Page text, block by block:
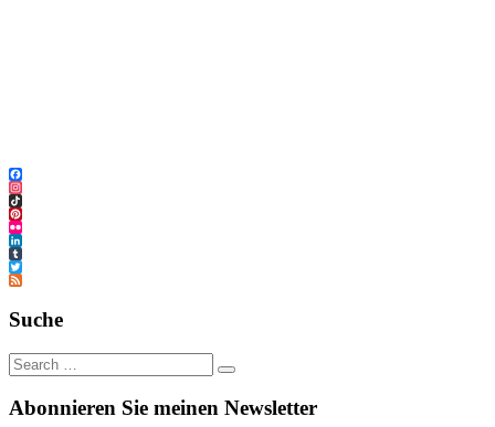
Facebook
Instagram
TikTok
Pinterest
Flickr
LinkedIn
Tumblr
Twitter
Feed
Suche
Abonnieren Sie meinen Newsletter